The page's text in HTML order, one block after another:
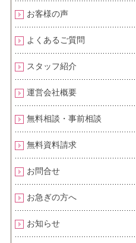
お客様の声
よくあるご質問
スタッフ紹介
運営会社概要
無料相談・事前相談
無料資料請求
お問合せ
お急ぎの方へ
お知らせ